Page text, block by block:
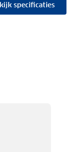
specificaties